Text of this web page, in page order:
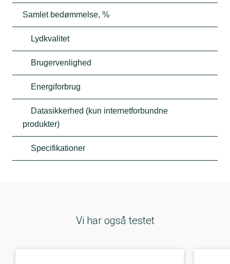
Samlet bedømmelse, %
Lydkvalitet
Brugervenlighed
Energiforbrug
Datasikkerhed (kun internetforbundne
produkter)
Specifikationer
Vi har også testet